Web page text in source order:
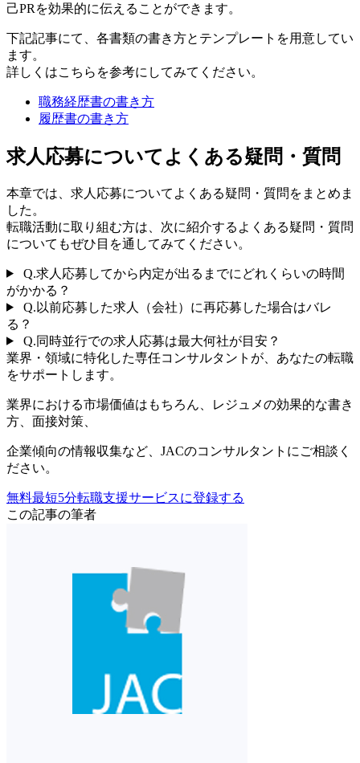
己PRを効果的に伝えることができます。
下記記事にて、各書類の書き方とテンプレートを用意してい
ます。
詳しくはこちらを参考にしてみてください。
職務経歴書の書き方
履歴書の書き方
求人応募についてよくある疑問・質問
本章では、求人応募についてよくある疑問・質問をまとめま
した。
転職活動に取り組む方は、次に紹介するよくある疑問・質問
についてもぜひ目を通してみてください。
Q.求人応募してから内定が出るまでにどれくらいの時間
がかかる？
Q. 以前応募した求人（会社）に再応募した場合はバレ
る？
Q.同時並行での求人応募は最大何社が目安？
業界・領域に特化した専任コンサルタントが、 あなたの転職
をサポートします。
業界における市場価値はもちろん、
レジュメの効果的な書き
方
面接対策
企業傾向の情報収集など、 JACのコンサルタントにご相談く
ださい。
無料最短5分転職支援サービスに登録する
この記事の筆者